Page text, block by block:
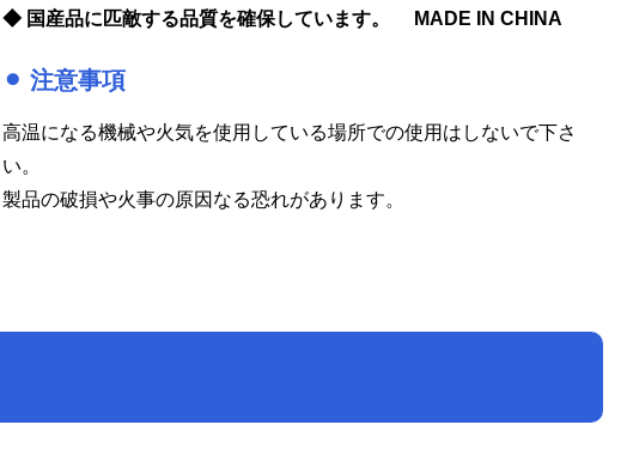
◆ 国産品に匹敵する品質を確保しています。 MADE IN CHINA
⚫︎ 注意事項
高温になる機械や火気を使用している場所での使用はしないで下さ
い。
製品の破損や火事の原因なる恐れがあります。